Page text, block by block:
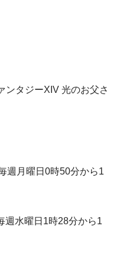
タジーXIV 光のお父さ
月曜日0時50分から1
水曜日1時28分から1